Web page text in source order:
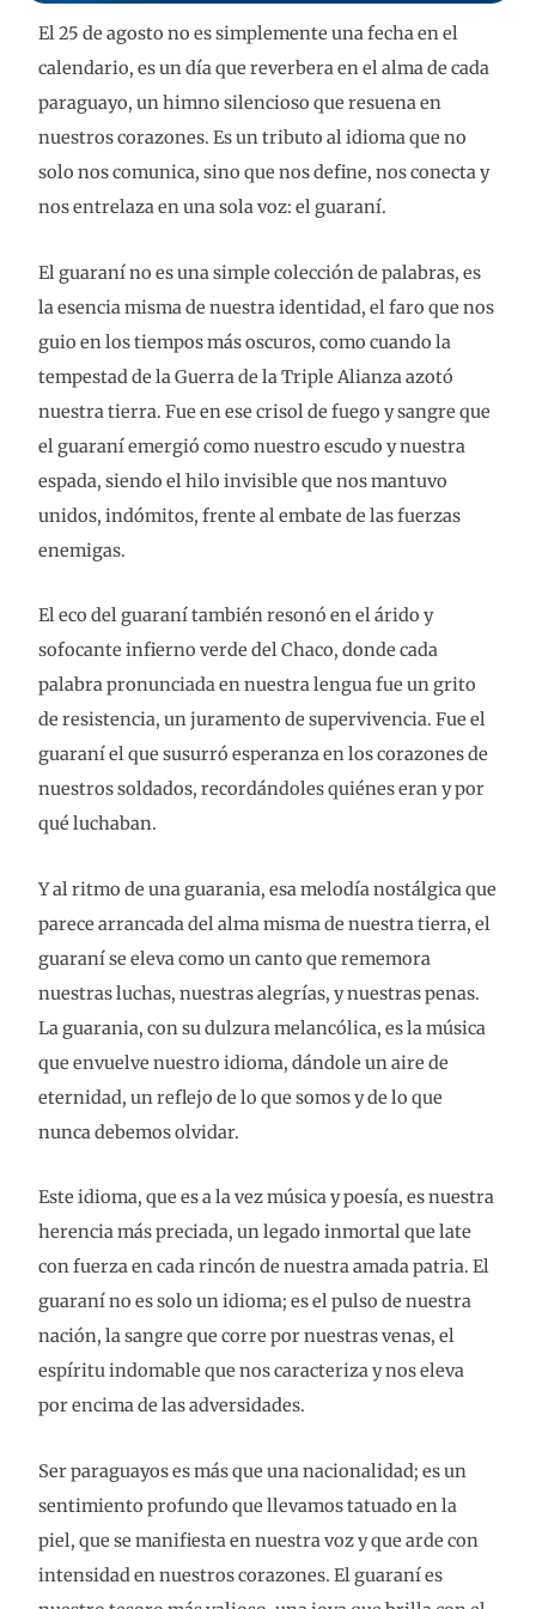
El 25 de agosto no es simplemente una fecha en el
calendario, es un día que reverbera en el alma de cada
paraguayo, un himno silencioso que resuena en
nuestros corazones. Es un tributo al idioma que no
solo nos comunica, sino que nos define, nos conecta y
nos entrelaza en una sola voz: el guaraní.
El guaraní no es una simple colección de palabras, es
la esencia misma de nuestra identidad, el faro que nos
guio en los tiempos más oscuros, como cuando la
tempestad de la Guerra de la Triple Alianza azotó
nuestra tierra. Fue en ese crisol de fuego y sangre que
el guaraní emergió como nuestro escudo y nuestra
espada, siendo el hilo invisible que nos mantuvo
unidos, indómitos, frente al embate de las fuerzas
enemigas.
El eco del guaraní también resonó en el árido y
sofocante infierno verde del Chaco, donde cada
palabra pronunciada en nuestra lengua fue un grito
de resistencia, un juramento de supervivencia. Fue el
guaraní el que susurró esperanza en los corazones de
nuestros soldados, recordándoles quiénes eran y por
qué luchaban.
Y al ritmo de una guarania, esa melodía nostálgica que
parece arrancada del alma misma de nuestra tierra, el
guaraní se eleva como un canto que rememora
nuestras luchas, nuestras alegrías, y nuestras penas.
La guarania, con su dulzura melancólica, es la música
que envuelve nuestro idioma, dándole un aire de
eternidad, un reflejo de lo que somos y de lo que
nunca debemos olvidar.
Este idioma, que es a la vez música y poesía, es nuestra
herencia más preciada, un legado inmortal que late
con fuerza en cada rincón de nuestra amada patria. El
guaraní no es solo un idioma; es el pulso de nuestra
nación, la sangre que corre por nuestras venas, el
espíritu indomable que nos caracteriza y nos eleva
por encima de las adversidades.
Ser paraguayos es más que una nacionalidad; es un
sentimiento profundo que llevamos tatuado en la
piel, que se manifiesta en nuestra voz y que arde con
intensidad en nuestros corazones. El guaraní es